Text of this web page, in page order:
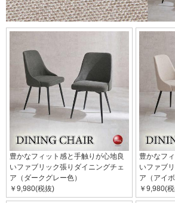
豊かなフィット感と手触りが心地良
いファブリック張りダイニングチェ
ア（ダークグレー色）
￥9,980(税抜)
豊かなフ
いファブ
ア（アイボ
￥9,980(